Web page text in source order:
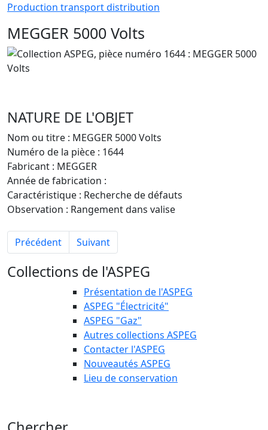
Production transport distribution
MEGGER 5000 Volts
NATURE DE L'OBJET
Nom ou titre : MEGGER 5000 Volts
Numéro de la pièce : 1644
Fabricant : MEGGER
Année de fabrication :
Caractéristique : Recherche de défauts
Observation : Rangement dans valise
Article précédent : Voltmètre
Précédent Article suivant : auto transfo 500 VA
Suivant
Collections de l'ASPEG
Présentation de l'ASPEG
ASPEG "Électricité"
ASPEG "Gaz"
Autres collections ASPEG
Contacter l'ASPEG
Nouveautés ASPEG
Lieu de conservation